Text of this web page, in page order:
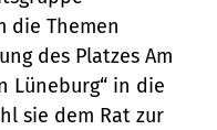
die Themen
des Platzes Am
Lüneburg“ in die
sie dem Rat zur